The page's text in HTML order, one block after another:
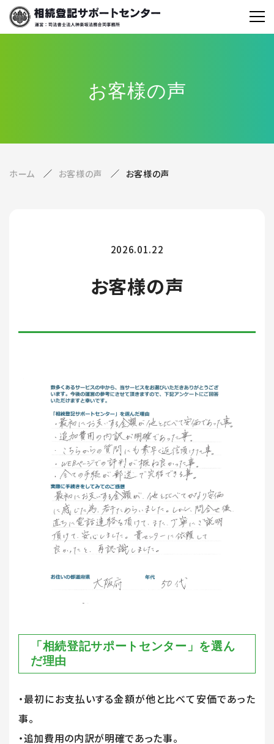
お客様の声
ホーム お客様の声 お客様の声
2026.01.22
お客様の声
「相続登記サポートセンター」を選ん
だ理由
・最初にお支払いする金額が他と比べて安価であった
事。
・追加費用の内訳が明確であった事。